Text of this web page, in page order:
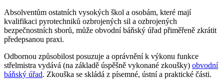
Absolventům ostatních vysokých škol a osobám, které mají
kvalifikaci pyrotechniků ozbrojených sil a ozbrojených
bezpečnostních sborů, může obvodní báňský úřad přiměřeně zkrátit
předepsanou praxi.
Odbornou způsobilost posuzuje a oprávnění k výkonu funkce
střelmistra vydává (na základě úspěšně vykonané zkoušky) obvodní
báňský úřad. Zkouška se skládá z písemné, ústní a praktické části.